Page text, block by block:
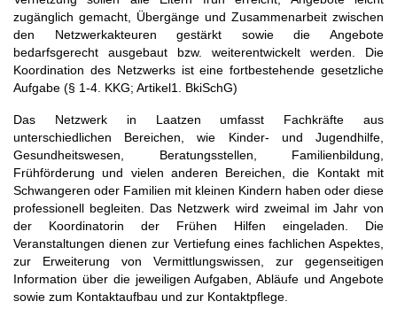
zugänglich gemacht, Übergänge und Zusammenarbeit zwischen
den Netzwerkakteuren gestärkt sowie die Angebote
bedarfsgerecht ausgebaut bzw. weiterentwickelt werden. Die
Koordination des Netzwerks ist eine fortbestehende gesetzliche
Aufgabe (§ 1-4. KKG; Artikel1. BkiSchG)
Das Netzwerk in Laatzen umfasst Fachkräfte aus
unterschiedlichen Bereichen, wie Kinder- und Jugendhilfe,
Gesundheitswesen, Beratungsstellen, Familienbildung,
Frühförderung und vielen anderen Bereichen, die Kontakt mit
Schwangeren oder Familien mit kleinen Kindern haben oder diese
professionell begleiten. Das Netzwerk wird zweimal im Jahr von
der Koordinatorin der Frühen Hilfen eingeladen. Die
Veranstaltungen dienen zur Vertiefung eines fachlichen Aspektes,
zur Erweiterung von Vermittlungswissen, zur gegenseitigen
Information über die jeweiligen Aufgaben, Abläufe und Angebote
sowie zum Kontaktaufbau und zur Kontaktpflege.